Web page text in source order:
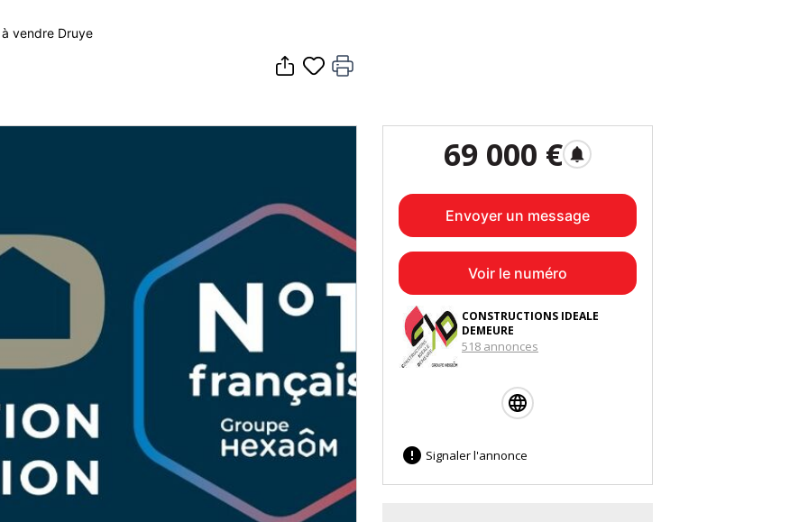
vendre Druye
69 000 € notifications
Envoyer un message
Voir le numéro
CONSTRUCTIONS IDEALE
DEMEURE
518 annonces
 Signaler l'annonce